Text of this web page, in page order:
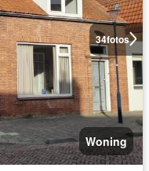
34fotos
Woning